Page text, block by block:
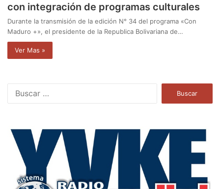
con integración de programas culturales
Durante la transmisión de la edición N° 34 del programa «Con
Maduro +», el presidente de la Republica Bolivariana de…
Ver Mas »
a